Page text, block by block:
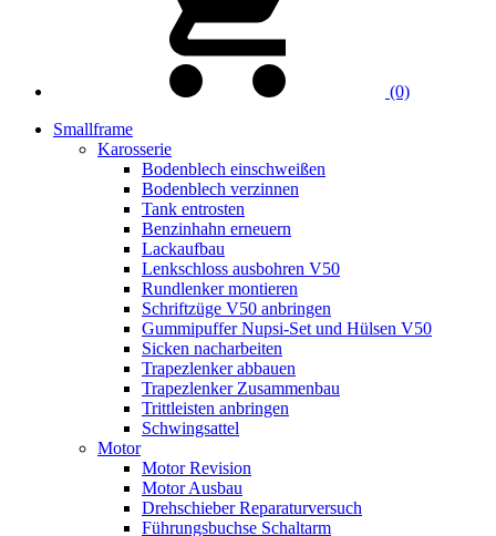
(0)
Smallframe
Karosserie
Bodenblech einschweißen
Bodenblech verzinnen
Tank entrosten
Benzinhahn erneuern
Lackaufbau
Lenkschloss ausbohren V50
Rundlenker montieren
Schriftzüge V50 anbringen
Gummipuffer Nupsi-Set und Hülsen V50
Sicken nacharbeiten
Trapezlenker abbauen
Trapezlenker Zusammenbau
Trittleisten anbringen
Schwingsattel
Motor
Motor Revision
Motor Ausbau
Drehschieber Reparaturversuch
Führungsbuchse Schaltarm